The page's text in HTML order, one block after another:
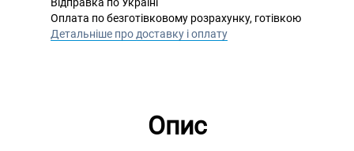
Оплата по безготівковому розрахунку, готівкою
Детальніше про доставку і оплату
Опис